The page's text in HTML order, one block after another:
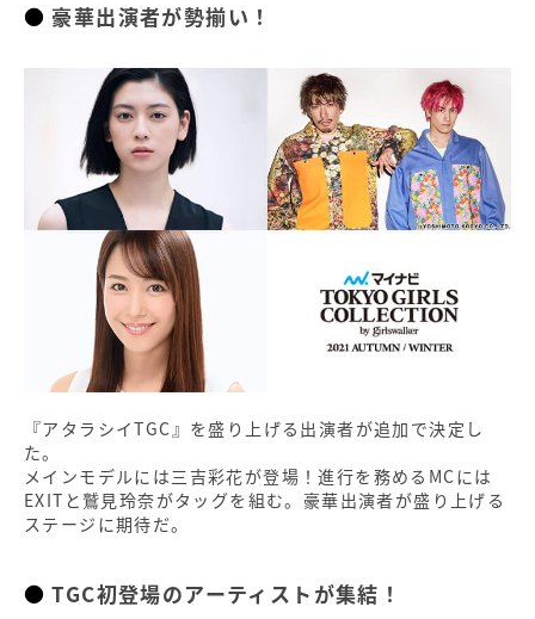
豪華出演者が勢揃い！
『アタラシイTGC』を盛り上げる出演者が追加で決定し
た。
メインモデルには三吉彩花が登場！進行を務めるMCには
EXITと鷲見玲奈がタッグを組む。豪華出演者が盛り上げる
ステージに期待だ。
TGC初登場のアーティストが集結！